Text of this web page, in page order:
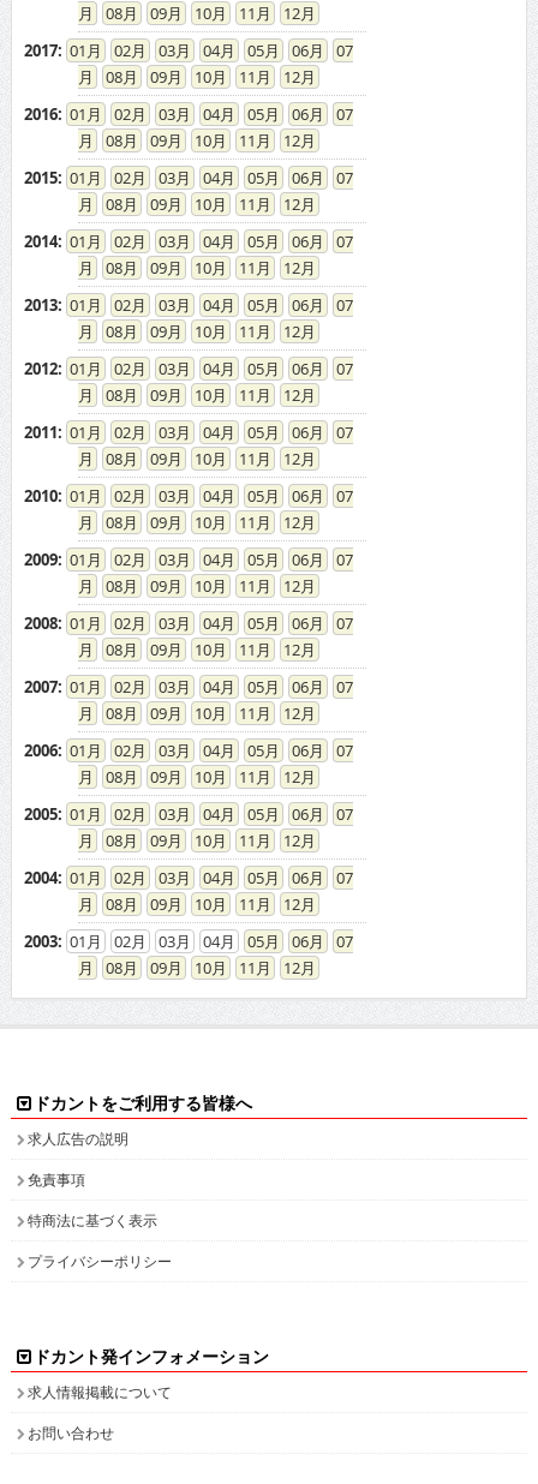
08
09 10 11
12
2017: 01 02 03 04 05 06
07
08
09 10 11
12
2016: 01 02 03 04 05 06
07
08
09 10 11
12
2015: 01 02 03 04 05 06
07
08
09 10 11
12
2014: 01 02 03 04 05 06
07
08
09 10 11
12
2013: 01 02 03 04 05 06
07
08
09 10 11
12
2012: 01 02 03 04 05 06
07
08
09 10 11
12
2011: 01 02 03 04 05 06
07
08
09 10 11
12
2010: 01 02 03 04 05 06
07
08
09 10 11
12
2009: 01 02 03 04 05 06
07
08
09 10 11
12
2008: 01 02 03 04 05 06
07
08
09 10 11
12
2007: 01 02 03 04 05 06
07
08
09 10 11
12
2006: 01 02 03 04 05 06
07
08
09 10 11
12
2005: 01 02 03 04 05 06
07
08
09 10 11
12
2004: 01 02 03 04 05 06
07
08
09 10 11
12
2003: 01 02 03 04 05 06
07
08
09 10 11 12
ドカントをご利用する皆様へ
求人広告の説明
免責事項
特商法に基づく表示
プライバシーポリシー
ドカント発インフォメーション
求人情報掲載について
お問い合わせ